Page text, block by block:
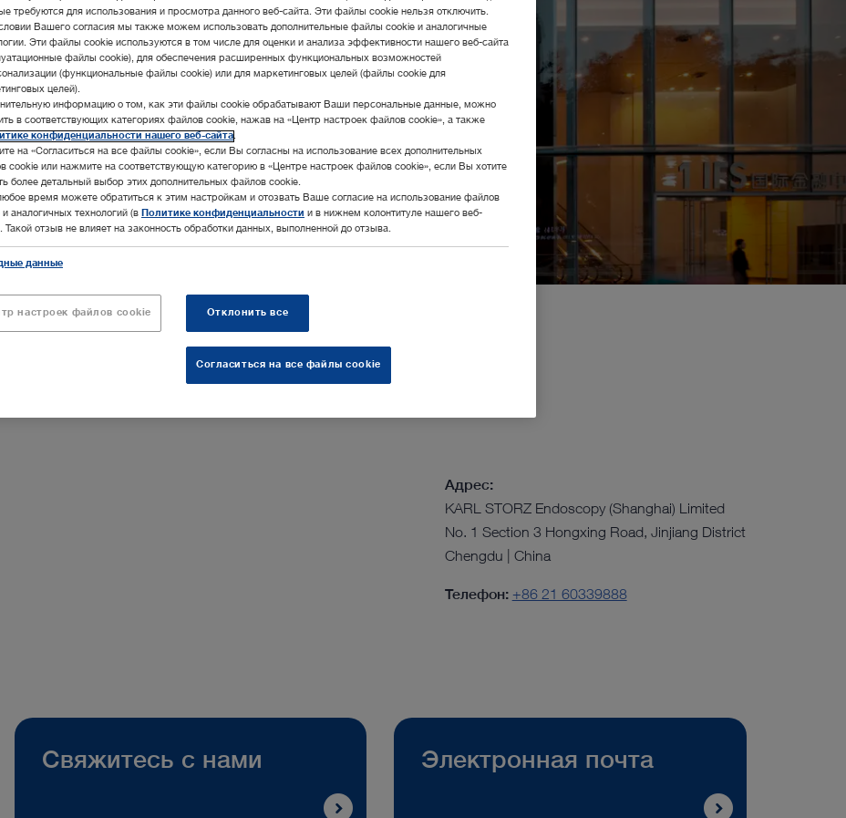
(Shanghai) Limited
Адрес:
KARL STORZ Endoscopy (Shanghai) Limited
No. 1 Section 3 Hongxing Road, Jinjiang District
Chengdu | China
Телефон: +86 21 60339888
Свяжитесь с нами Электронная почта
требуются для использования и просмотра данного веб-сайта. Эти файлы cookie нельзя отключить.
Вашего согласия мы также можем использовать дополнительные файлы cookie и аналогичные
Эти файлы cookie используются в том числе для оценки и анализа эффективности нашего веб-сайта
файлы cookie), для обеспечения расширенных функциональных возможностей
(функциональные файлы cookie) или для маркетинговых целей (файлы cookie для
целей).
информацию о том, как эти файлы cookie обрабатывают Ваши персональные данные, можно
в соответствующих категориях файлов cookie, нажав на «Центр настроек файлов cookie», а также
конфиденциальности нашего веб-сайта.
на «Согласиться на все файлы cookie», если Вы согласны на использование всех дополнительных
cookie или нажмите на соответствующую категорию в «Центре настроек файлов cookie», если Вы хотите
более детальный выбор этих дополнительных файлов cookie.
время можете обратиться к этим настройкам и отозвать Ваше согласие на использование файлов
аналогичных технологий (в Политике конфиденциальности и в нижнем колонтитуле нашего веб-
Такой отзыв не влияет на законность обработки данных, выполненной до отзыва.
данные
настроек файлов cookie Отклонить все
Согласиться на все файлы cookie